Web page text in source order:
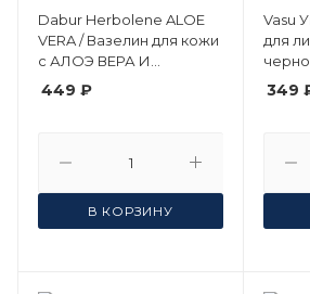
Dabur Herbolene ALOE
VERA / Вазелин для кожи
с АЛОЭ ВЕРА И
ВИТАМИНОМ Е, 115 мл
449 ₽
В КОРЗИНУ
Vasu
для
г349